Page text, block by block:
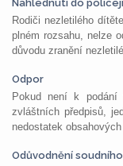
Nahlédnutí do
Rodiči nezletilého
plném rozsahu, nelze
důvodu zranění
Odpor
Pokud není k podání
zvláštních předpisů,
nedostatek
Odůvodnění